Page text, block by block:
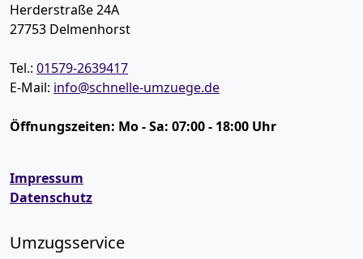
Herderstraße 24A
27753 Delmenhorst
Tel.: 01579-2639417
E-Mail: info@schnelle-umzuege.de
Öffnungszeiten: Mo - Sa: 07:00 - 18:00 Uhr
Impressum
Datenschutz
Umzugsservice